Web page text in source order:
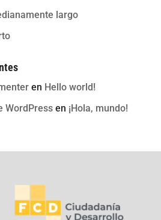
largo
en Hello world!
WordPressen ¡Hola, mundo!